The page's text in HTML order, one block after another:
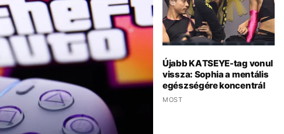
Újabb KATSEYE-tag vonul
vissza: Sophia a mentális
egészségére koncentrál
MOST